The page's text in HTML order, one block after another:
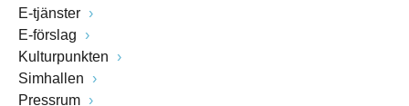
E-tjänster
E-förslag
Kulturpunkten
Simhallen
Pressrum